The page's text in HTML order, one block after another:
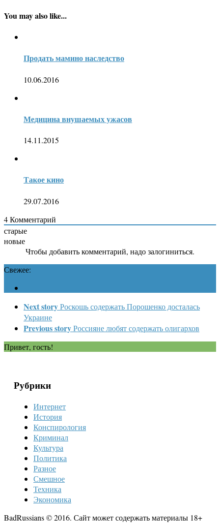
You may also like...
Продать мамино наследство
10.06.2016
Медицина внушаемых ужасов
14.11.2015
Такое кино
29.07.2016
4Комментарий
старые
новые
Чтобы добавить комментарий, надо залогиниться.
Свежее:
Next storyРоскошь содержать Порошенко досталась
Украине
Previous storyРоссияне любят содержать олигархов
Привет, гость!
Рубрики
Интернет
История
Конспирология
Криминал
Культура
Политика
Разное
Смешное
Техника
Экономика
BadRussians © 2016. Сайт может содержать материалы 18+